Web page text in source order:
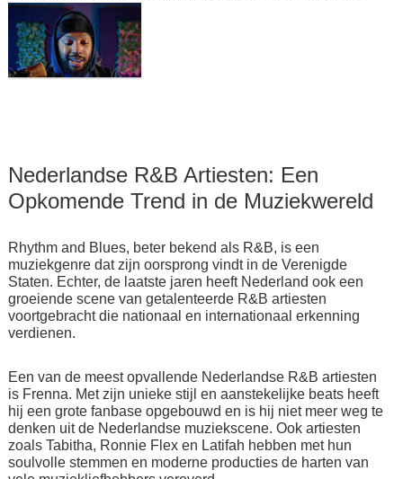
Nederlandse R&B Artiesten: Een
Opkomende Trend in de Muziekwereld
Rhythm and Blues, beter bekend als R&B, is een
muziekgenre dat zijn oorsprong vindt in de Verenigde
Staten. Echter, de laatste jaren heeft Nederland ook een
groeiende scene van getalenteerde R&B artiesten
voortgebracht die nationaal en internationaal erkenning
verdienen.
Een van de meest opvallende Nederlandse R&B artiesten
is Frenna. Met zijn unieke stijl en aanstekelijke beats heeft
hij een grote fanbase opgebouwd en is hij niet meer weg te
denken uit de Nederlandse muziekscene. Ook artiesten
zoals Tabitha, Ronnie Flex en Latifah hebben met hun
soulvolle stemmen en moderne producties de harten van